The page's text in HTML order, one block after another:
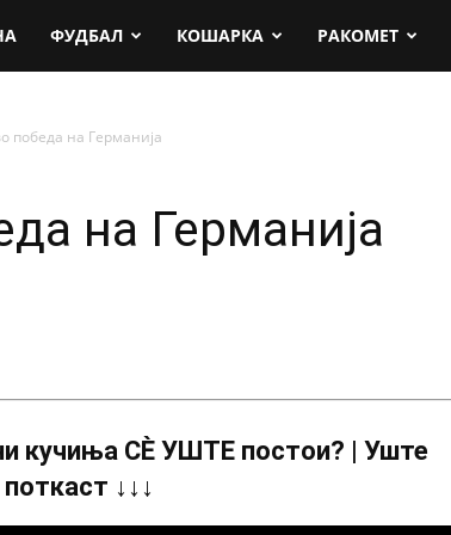
ФУДБАЛ КОШАРКА РАКОМЕТ
победа на Германија
на Германија
кучиња СÈ УШТЕ постои? | Уште
↓↓↓